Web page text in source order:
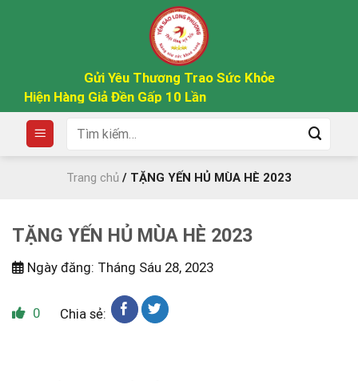
Gửi Yêu Thương Trao Sức Khỏe
Hàng Giả Đền Gấp 10 Lần
kiếm:
Trang chủ / TẶNG YẾN HỦ MÙA HÈ 2023
TẶNG YẾN HỦ MÙA HÈ 2023
Ngày đăng: Tháng Sáu 28, 2023
0 Chia sẻ: